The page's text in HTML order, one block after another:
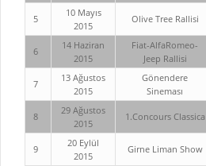
5
10 Mayıs
2015
Olive Tree Rallisi
6
14 Haziran
2015
Fiat-AlfaRomeo-
Jeep Rallisi
7
13 Ağustos
2015
Gönendere
Sineması
8
29 Ağustos
2015
1.Concours Classica
9
20 Eylül
2015
Girne Liman Show